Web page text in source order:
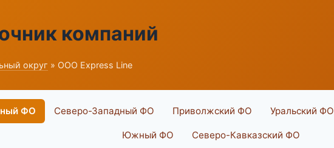
компаний
округ » ООО Express Line
ФО Северо-Западный ФО Приволжский ФО Уральский ФО
Южный ФО Северо-Кавказский ФО